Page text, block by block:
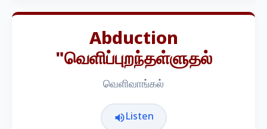
Abduction
"வெளிப்புறந்தள்ளுதல்
வெளிவாங்கல்
Listen